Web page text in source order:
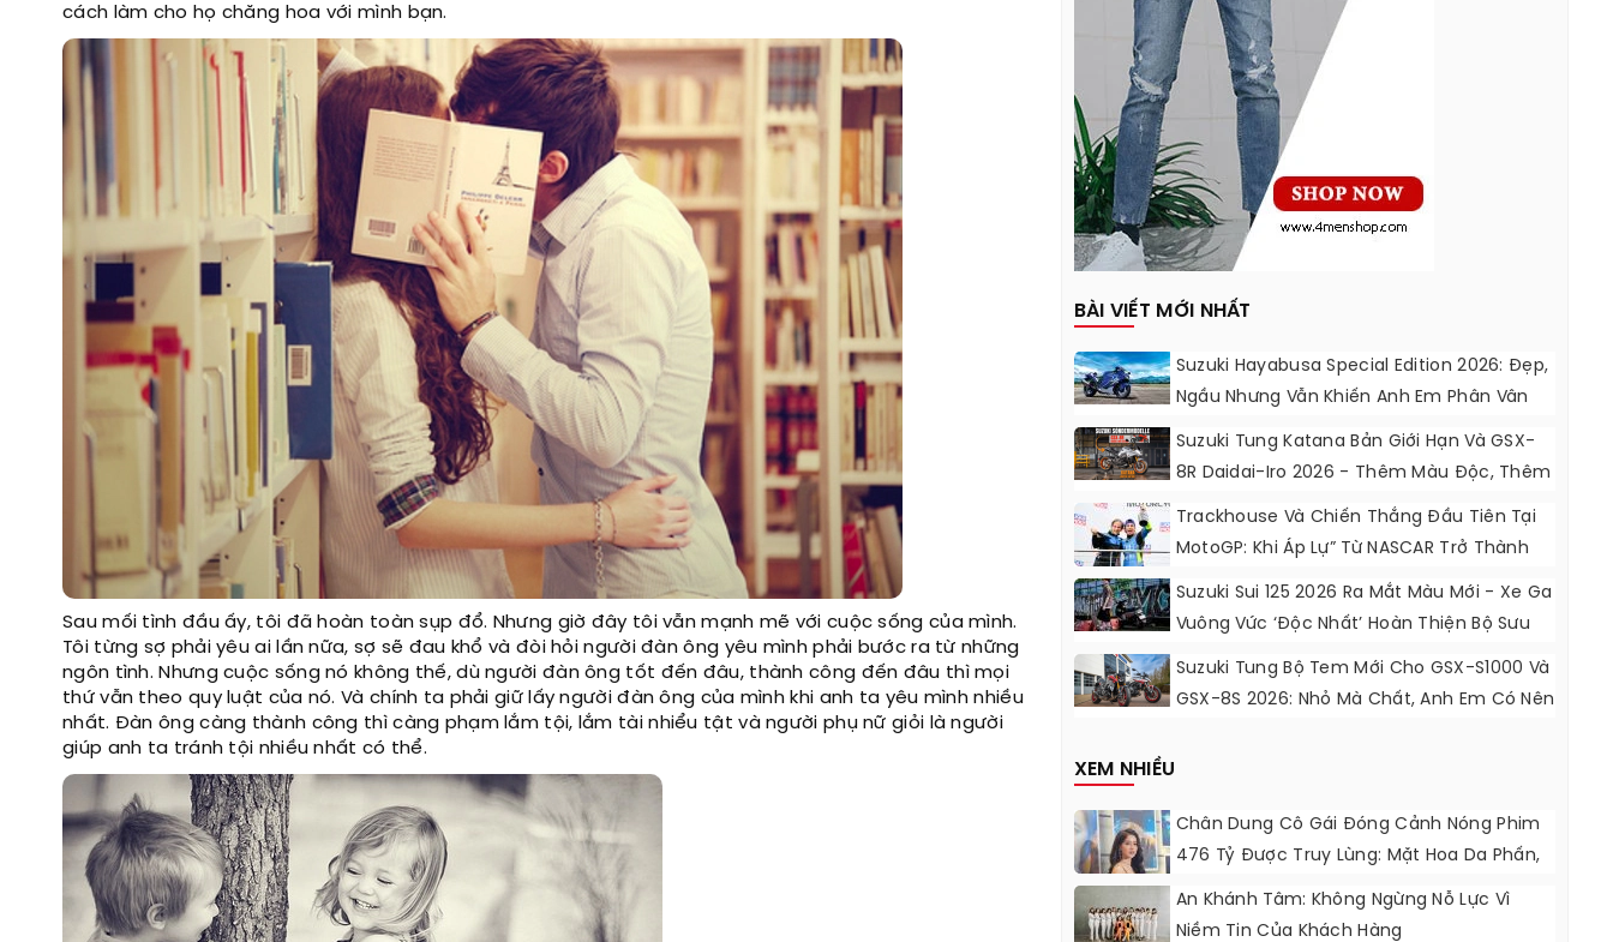
cách làm cho họ chăng hoa với mình bạn.
Sau mối tình đầu ấy, tôi đã hoàn toàn sụp đổ. Nhưng giờ đây tôi vẫn mạnh mẽ với cuộc sống của mình.
Tôi từng sợ phải yêu ai lần nữa, sợ sẽ đau khổ và đòi hỏi người đàn ông yêu mình phải bước ra từ những
ngôn tình. Nhưng cuộc sống nó không thế, dù người đàn ông tốt đến đâu, thành công đến đâu thì mọi
thứ vẫn theo quy luật của nó. Và chính ta phải giữ lấy người đàn ông của mình khi anh ta yêu mình nhiều
nhất. Đàn ông càng thành công thì càng phạm lắm tội, lắm tài nhiểu tật và người phụ nữ giỏi là người
giúp anh ta tránh tội nhiều nhất có thể.
BÀI VIẾT MỚI NHẤT
Suzuki Hayabusa Special Edition 2026: Đẹp,
Ngầu Nhưng Vẫn Khiến Anh Em Phân Vân
Suzuki Tung Katana Bản Giới Hạn Và GSX-
8R Daidai-Iro 2026 - Thêm Màu Độc, Thêm
Đồ Chơi, Thêm Cá Tính
Trackhouse Và Chiến Thắng Đầu Tiên Tại
MotoGP: Khi Áp Lự” Từ NASCAR Trở Thành
Động Lực Ngọt Ngào
Suzuki Sui 125 2026 Ra Mắt Màu Mới - Xe Ga
Vuông Vức ‘độc Nhất’ Hoàn Thiện Bộ Sưu
Tập 7 Sắc Cầu Vồng
Suzuki Tung Bộ Tem Mới Cho GSX-S1000 Và
GSX-8S 2026: Nhỏ Mà Chất, Anh Em Có Nên
XEM NHIỀU
Chân Dung Cô Gái Đóng Cảnh Nóng Phim
476 Tỷ Được Truy Lùng: Mặt Hoa Da Phấn,
Bụng “không Gợn Sóng”
An Khánh Tâm: Không Ngừng Nỗ Lực Vì
Niềm Tin Của Khách Hàng